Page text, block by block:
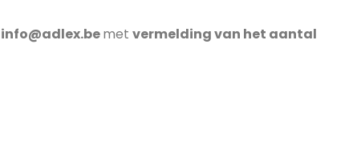
info@adlex.bemet vermelding van het aantal